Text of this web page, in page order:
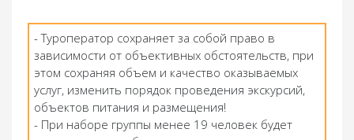
- Туроператор сохраняет за собой право в
зависимости от объективных обстоятельств, при
этом сохраняя объем и качество оказываемых
услуг, изменить порядок проведения экскурсий,
объектов питания и размещения!
- При наборе группы менее 19 человек будет